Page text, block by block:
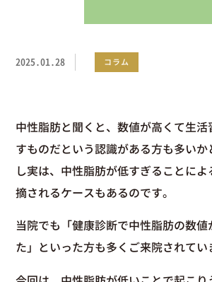
2025.01.28 コラム
中性脂肪と聞くと、数値が高くて生活
すものだという認識がある方も多い
し実は、中性脂肪が低すぎることに
摘されるケースもあるのです。
当院でも「健康診断で中性脂肪の数
た」といった方も多くご来院されてい